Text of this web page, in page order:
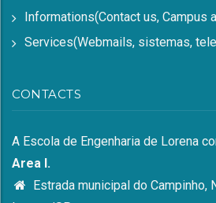
Informations(Contact us, Campus
Services(Webmails, sistemas,
CONTACTS
A Escola de Engenharia de Lorena
Area I.
Estrada municipal do Campinho,